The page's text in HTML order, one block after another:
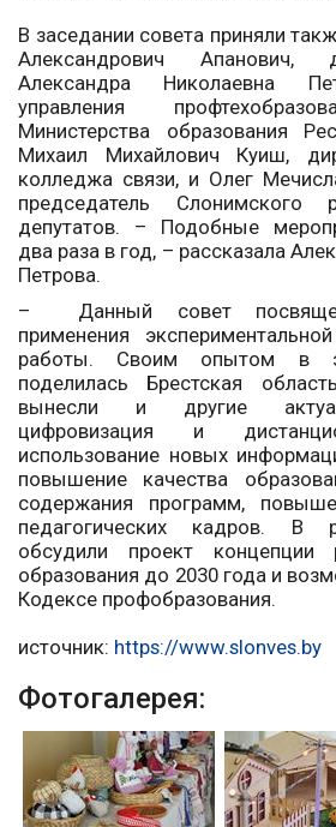
В заседании совета приняли
Александрович Апанович,
Александра Николаевна
управления
Министерства образования
Михаил Михайлович Куиш,
колледжа связи, и Олег
председатель Слонимского
депутатов. – Подобные
два раза в год, – рассказала
Петрова.
– Данный совет посвящен
применения
работы. Своим опытом в
поделилась Брестская
вынесли и другие
цифровизация и
использование новых
повышение качества
содержания программ,
педагогических кадров. В
обсудили проект концепции
образования до 2030 года и
Кодексе профобразования.
источник: https://www.slonves.by
Фотогалерея: